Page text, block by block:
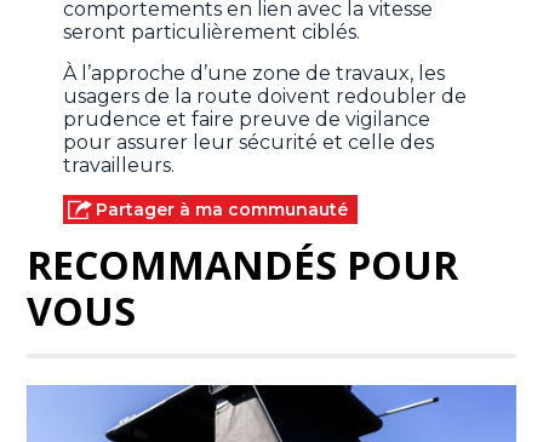
comportements en lien avec la vitesse
seront particulièrement ciblés.
À l’approche d’une zone de travaux, les
usagers de la route doivent redoubler de
prudence et faire preuve de vigilance
pour assurer leur sécurité et celle des
travailleurs.
Partager à ma communauté
RECOMMANDÉS POUR
VOUS